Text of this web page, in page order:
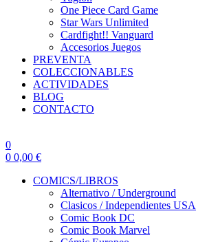
One Piece Card Game
Star Wars Unlimited
Cardfight!! Vanguard
Accesorios Juegos
PREVENTA
COLECCIONABLES
ACTIVIDADES
BLOG
CONTACTO
0
0 0,00 €
COMICS/LIBROS
Alternativo / Underground
Clasicos / Independientes USA
Comic Book DC
Comic Book Marvel